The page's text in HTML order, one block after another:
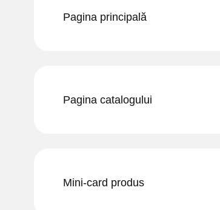
Pagina principală
Pagina catalogului
Mini-card produs